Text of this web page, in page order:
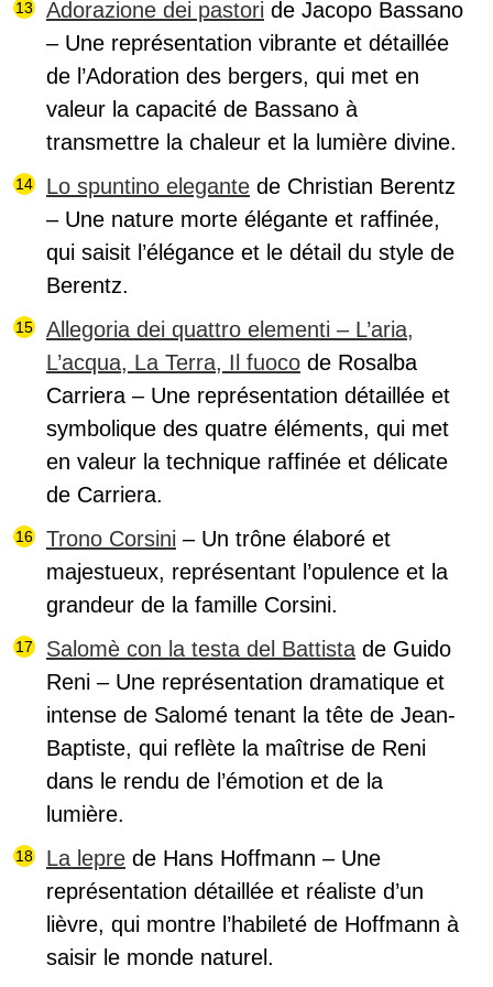
Adorazione dei pastori de Jacopo Bassano
– Une représentation vibrante et détaillée
de l’Adoration des bergers, qui met en
valeur la capacité de Bassano à
transmettre la chaleur et la lumière divine.
Lo spuntino elegante de Christian Berentz
– Une nature morte élégante et raffinée,
qui saisit l’élégance et le détail du style de
Berentz.
Allegoria dei quattro elementi – L’aria,
L’acqua, La Terra, Il fuoco de Rosalba
Carriera – Une représentation détaillée et
symbolique des quatre éléments, qui met
en valeur la technique raffinée et délicate
de Carriera.
Trono Corsini – Un trône élaboré et
majestueux, représentant l’opulence et la
grandeur de la famille Corsini.
Salomè con la testa del Battista de Guido
Reni – Une représentation dramatique et
intense de Salomé tenant la tête de Jean-
Baptiste, qui reflète la maîtrise de Reni
dans le rendu de l’émotion et de la
lumière.
La lepre de Hans Hoffmann – Une
représentation détaillée et réaliste d’un
lièvre, qui montre l’habileté de Hoffmann à
saisir le monde naturel.